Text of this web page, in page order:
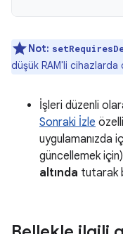
Not:
düşük RAM'li cihazlarda
İşleri düzenli
Sonraki İzle
uygulamanızda
güncellemek
altında tutarak